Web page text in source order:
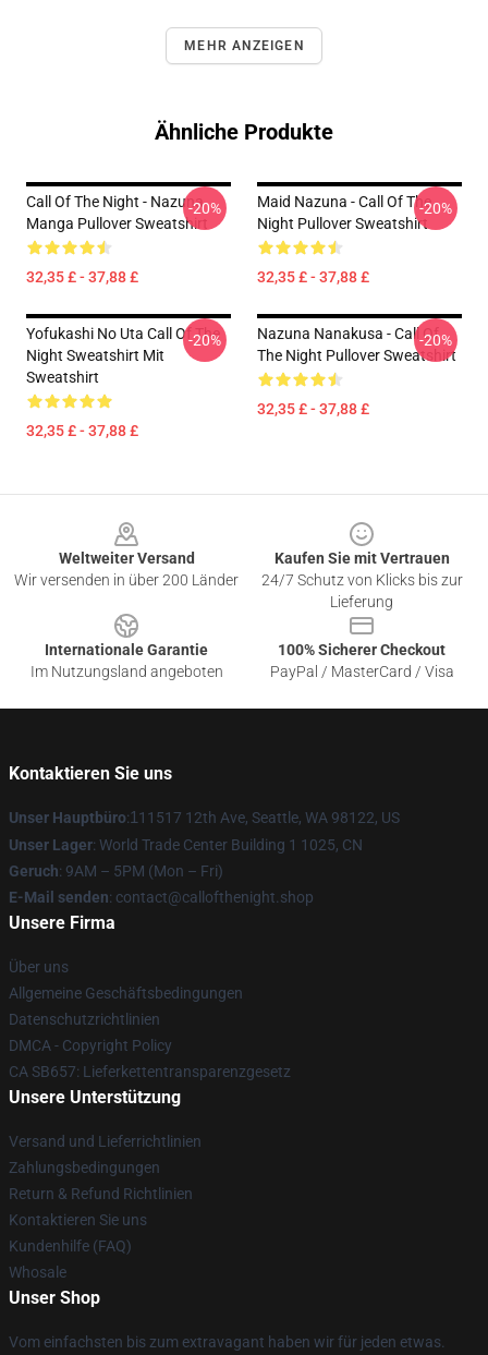
MEHR ANZEIGEN
Ähnliche Produkte
Call Of The Night - Nazuna
Manga Pullover Sweatshirt
32,35 £ - 37,88 £
-20%
Maid Nazuna - Call Of The
Night Pullover Sweatshirt
32,35 £ - 37,88 £
-20%
Yofukashi No Uta Call Of The
Night Sweatshirt Mit
Sweatshirt
32,35 £ - 37,88 £
-20%
Nazuna Nanakusa - Call Of
The Night Pullover Sweatshirt
32,35 £ - 37,88 £
-20%
Weltweiter Versand
Wir versenden in über 200 Länder
Kaufen Sie mit Vertrauen
24/7 Schutz von Klicks bis zur
Lieferung
Internationale Garantie
Im Nutzungsland angeboten
100% Sicherer Checkout
PayPal / MasterCard / Visa
Kontaktieren Sie uns
Unser Hauptbüro:1 11517 12th Ave, Seattle, WA 98122, US
Unser Lager: World Trade Center Building 1 1025, CN
Geruch: 9AM – 5PM (Mon – Fri)
E-Mail senden: contact@callofthenight.shop
Unsere Firma
Über uns
Allgemeine Geschäftsbedingungen
Datenschutzrichtlinien
DMCA - Copyright Policy
CA SB657: Lieferkettentransparenzgesetz
Unsere Unterstützung
Versand und Lieferrichtlinien
Zahlungsbedingungen
Return & Refund Richtlinien
Kontaktieren Sie uns
Kundenhilfe (FAQ)
Whosale
Unser Shop
Vom einfachsten bis zum extravagant haben wir für jeden etwas.